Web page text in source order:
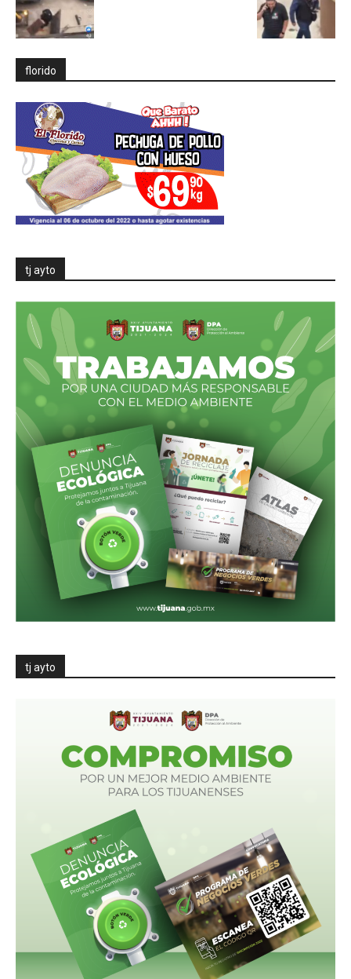
florido
tj ayto
tj ayto